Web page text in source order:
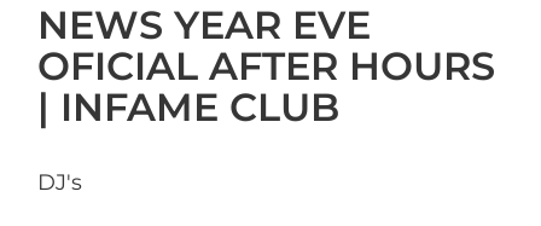
NEWS YEAR EVE
OFICIAL AFTER HOURS
| INFAME CLUB
DJ's